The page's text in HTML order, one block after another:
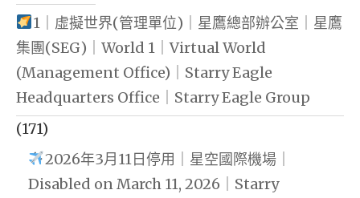
1｜虛擬世界(管理單位)｜星鷹總部辦公室｜星鷹
集團(SEG)｜World 1｜Virtual World
(Management Office)｜Starry Eagle
Headquarters Office｜Starry Eagle Group
(171)
2026年3月11日停用｜星空國際機場｜
Disabled on March 11, 2026｜Starry